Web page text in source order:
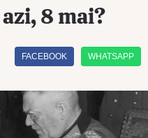
8 mai?
FACEBOOK WHATSAPP